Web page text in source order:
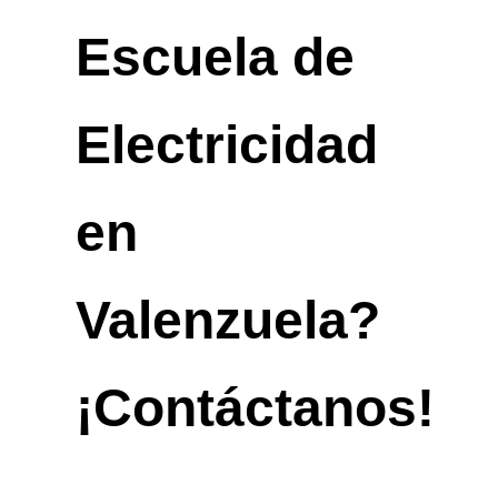
Escuela de
Electricidad
en
Valenzuela?
¡Contáctanos!